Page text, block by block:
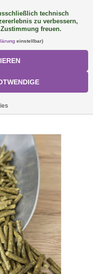
0 Artikel - €0,00
SEMHOF BIO GERSTENGRAS
technisch
zu verbessern,
freuen.
einstellbar)